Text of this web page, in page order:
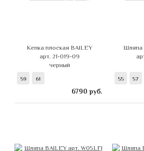
Кепка плоская BAILEY
арт. 21-019-09
черный
59 61
6790 руб.
Шляпа
55 57